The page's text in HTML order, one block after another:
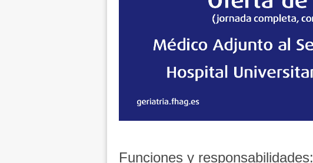
Funciones y responsabilidades: